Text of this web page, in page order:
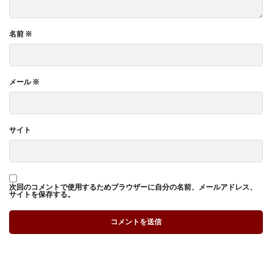
名前 ※
メール※
サイト
次回のコメントで使用するためブラウザーに自分の名前、メールアドレス、
サイトを保存する。